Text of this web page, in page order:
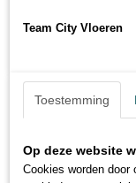
Team City Vloeren
Toestemming
Op deze website
Cookies worden